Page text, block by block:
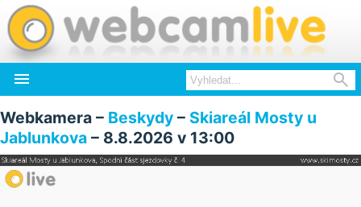
 
Webkamera – Beskydy – Skiareál Mosty u
Jablunkova – 8.8.2026 v 13:00